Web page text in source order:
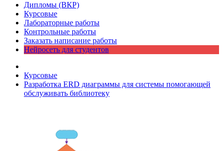
Дипломы (ВКР)
Курсовые
Лабораторные работы
Контрольные работы
Заказать написание работы
Нейросеть для студентов
Курсовые
Разработка ERD диаграммы для системы помогающей
обслуживать библиотеку